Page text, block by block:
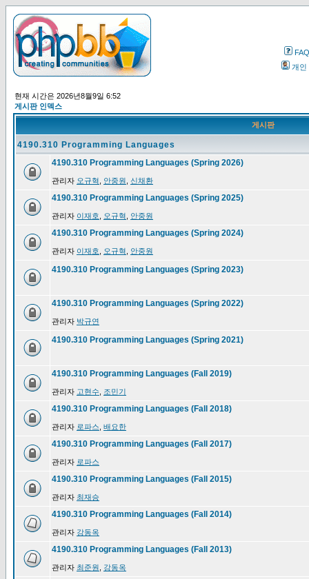
FAQ
개인
현재 시간은 2026년8월9일 6:52
게시판 인덱스
게시판
4190.310 Programming Languages
4190.310 Programming Languages (Spring 2026)
관리자 오규혁 안중원 신채환
4190.310 Programming Languages (Spring 2025)
관리자 이재호 오규혁 안중원
4190.310 Programming Languages (Spring 2024)
관리자 이재호 오규혁 안중원
4190.310 Programming Languages (Spring 2023)
4190.310 Programming Languages (Spring 2022)
관리자 박규연
4190.310 Programming Languages (Spring 2021)
4190.310 Programming Languages (Fall 2019)
관리자 고현수 조민기
4190.310 Programming Languages (Fall 2018)
관리자 로파스 배요한
4190.310 Programming Languages (Fall 2017)
관리자 로파스
4190.310 Programming Languages (Fall 2015)
관리자 최재승
4190.310 Programming Languages (Fall 2014)
관리자 강동옥
4190.310 Programming Languages (Fall 2013)
관리자 최준원 강동옥